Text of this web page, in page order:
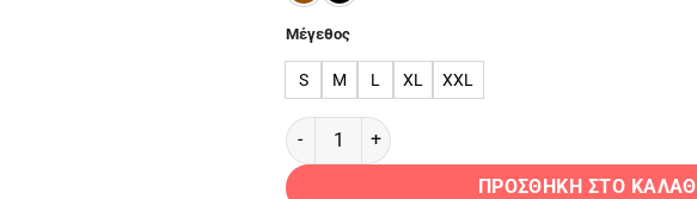
Μέγεθος
S M L XL XXL
ΔΕΡΜΑΤΙΝΟ ΓΥΝΑΙΚΕΙΟ PERFECTO LECOS ποσότητα
ΠΡΟΣΘΉΚΗ ΣΤΟ ΚΑΛΆΘΙ